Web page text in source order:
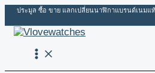
Skip
content
ประมูล ซื้อ ขาย แลกเปลี่ยนนาฬิกาแบรนด์เนมแท้